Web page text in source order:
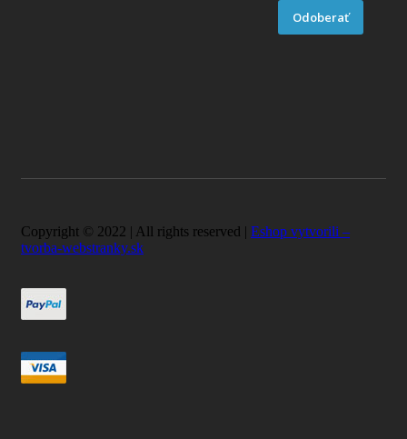
Odoberať
Copyright © 2022 | All rights reserved | Eshop vytvorili –
tvorba-webstranky.sk